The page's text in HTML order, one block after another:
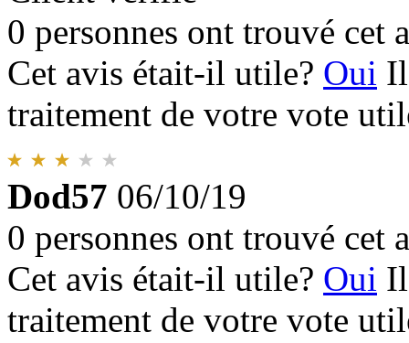
0 personnes ont trouvé cet
Cet avis était-il utile? Oui
traitement de votre vote
Dod57 06/10/19
0 personnes ont trouvé cet
Cet avis était-il utile? Oui
traitement de votre vote